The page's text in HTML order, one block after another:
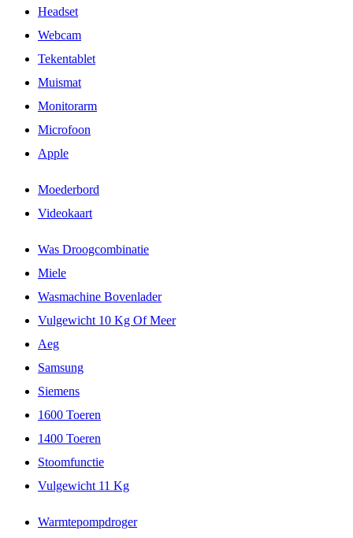
Headset
Webcam
Tekentablet
Muismat
Monitorarm
Microfoon
Apple
Moederbord
Videokaart
Was Droogcombinatie
Miele
Wasmachine Bovenlader
Vulgewicht 10 Kg Of Meer
Aeg
Samsung
Siemens
1600 Toeren
1400 Toeren
Stoomfunctie
Vulgewicht 11 Kg
Warmtepompdroger